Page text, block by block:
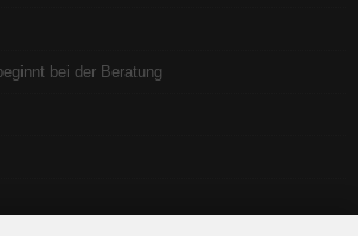
bei der Beratung